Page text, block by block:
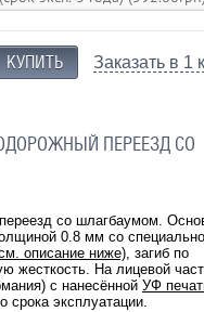
Заказать в 1
ПЕРЕЕЗД СО
со шлагбаумом.
0.8 мм со
описание ниже), загиб по
жесткость. На лицевой
с нанесённой УФ
срока эксплуатации.